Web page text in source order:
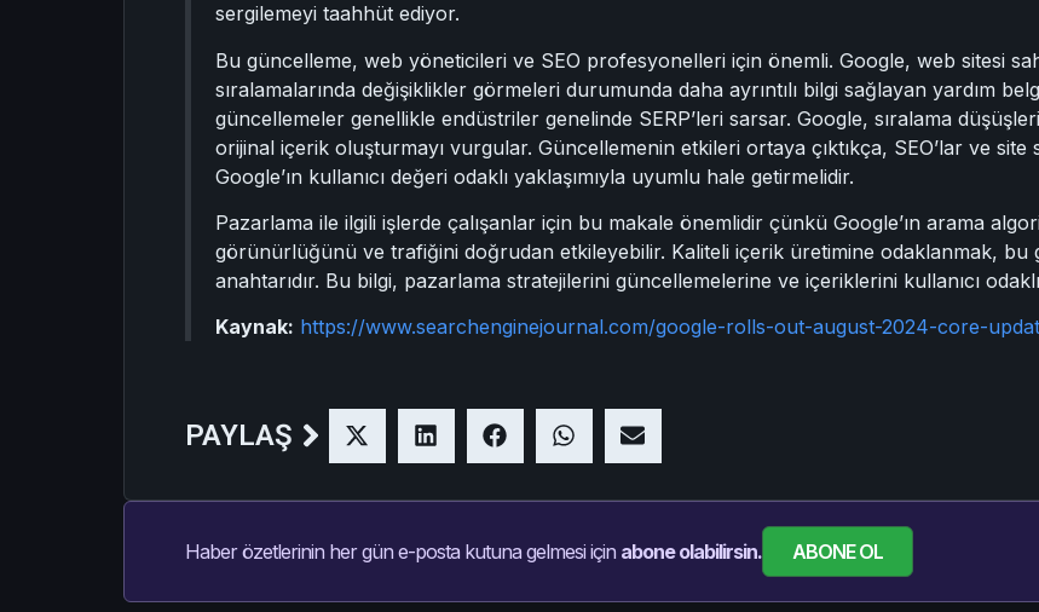
sergilemeyi taahhüt ediyor.
Bu güncelleme, web yöneticileri ve SEO profesyonelleri için önemli. Google, web sitesi
sıralamalarında değişiklikler görmeleri durumunda daha ayrıntılı bilgi sağlayan yardım
güncellemeler genellikle endüstriler genelinde SERP’leri sarsar. Google, sıralama
orijinal içerik oluşturmayı vurgular. Güncellemenin etkileri ortaya çıktıkça, SEO’lar ve
Google’ın kullanıcı değeri odaklı yaklaşımıyla uyumlu hale getirmelidir.
Pazarlama ile ilgili işlerde çalışanlar için bu makale önemlidir çünkü Google’ın arama
görünürlüğünü ve trafiğini doğrudan etkileyebilir. Kaliteli içerik üretimine odaklanmak, bu
anahtarıdır. Bu bilgi, pazarlama stratejilerini güncellemelerine ve içeriklerini kullanıcı
Kaynak: https://www.searchenginejournal.com/google-rolls-out-august-2024-core-
PAYLAŞ
Haber özetlerinin her gün e-posta kutuna gelmesi için abone olabilirsin. ABONE OL